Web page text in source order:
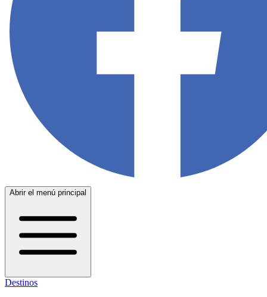
Abrir el menú principal
Destinos